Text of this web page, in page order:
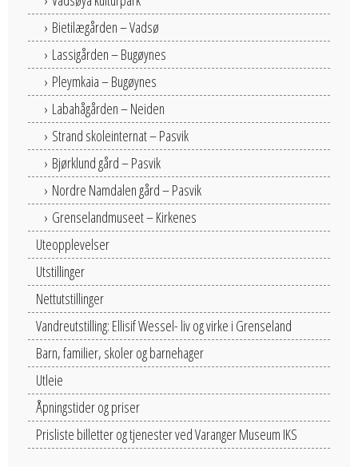
Bietilægården – Vadsø
Lassigården – Bugøynes
Pleymkaia – Bugøynes
Labahågården – Neiden
Strand skoleinternat – Pasvik
Bjørklund gård – Pasvik
Nordre Namdalen gård – Pasvik
Grenselandmuseet – Kirkenes
Uteopplevelser
Utstillinger
Nettutstillinger
Vandreutstilling: Ellisif Wessel- liv og virke i Grenseland
Barn, familier, skoler og barnehager
Utleie
Åpningstider og priser
Prisliste billetter og tjenester ved Varanger Museum IKS